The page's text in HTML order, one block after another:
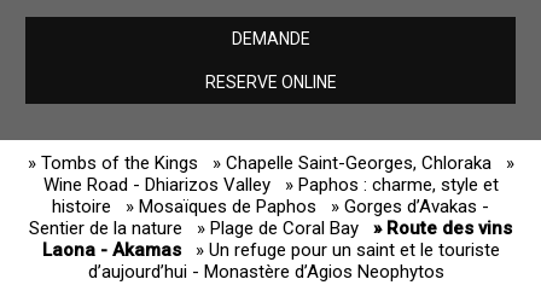
DEMANDE
RESERVE ONLINE
» Tombs of the Kings » Chapelle Saint-Georges, Chloraka
»
Wine Road - Dhiarizos Valley
» Paphos : charme, style et
histoire
» Mosaïques de Paphos
» Gorges d’Avakas -
Sentier de la nature
» Plage de Coral Bay
» Route des vins
Laona - Akamas
» Un refuge pour un saint et le touriste
d’aujourd’hui - Monastère d’Agios Neophytos